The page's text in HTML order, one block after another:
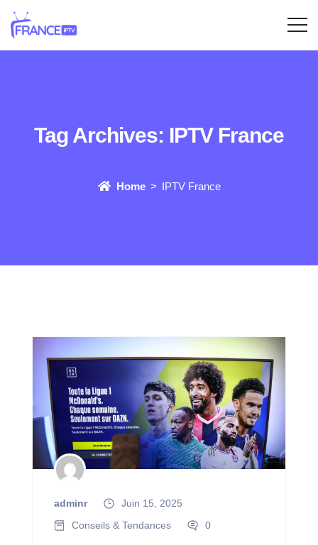
Tag Archives: IPTV France
Home IPTV France
adminr
Juin 15, 2025
Conseils & Tendances
0